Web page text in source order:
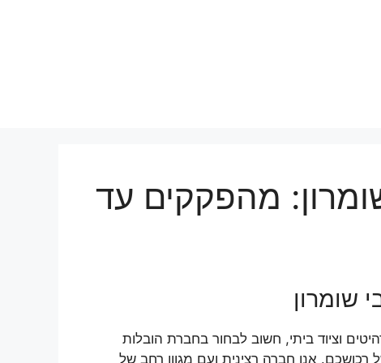
מהפקקים עד
שומרון
וציוד ביתי, חשוב לבחור בחברת הובלות
אנו חברה רצינית ועם מגוון רחב של